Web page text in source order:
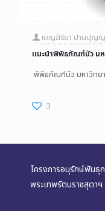
เบญสิร์ยา ปานปุญญ
แนะนำพิพิธภัณฑ์บัว ม
พิพิธภัณฑ์บัว มหาวิทย
3
โครงการอนุรักษ์พันธุ
พระเทพรัตนราชสุดา